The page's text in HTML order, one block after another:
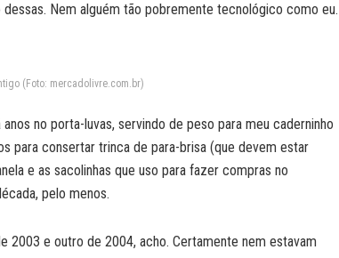
Nem alguém tão pobremente tecnológico como eu.
(Foto: mercadolivre.com.br)
no porta-luvas, servindo de peso para meu caderninho
para consertar trinca de para-brisa (que devem estar
e as sacolinhas que uso para fazer compras no
pelo menos.
e outro de 2004, acho. Certamente nem estavam